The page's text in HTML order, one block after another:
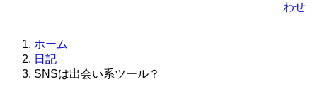
わせ
ホーム
日記
SNSは出会い系ツール？